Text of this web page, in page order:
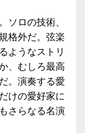
ロの技術、
格外だ。弦楽
ようなストリ
、むしろ最高
。演奏する愛
けの愛好家に
さらなる名演